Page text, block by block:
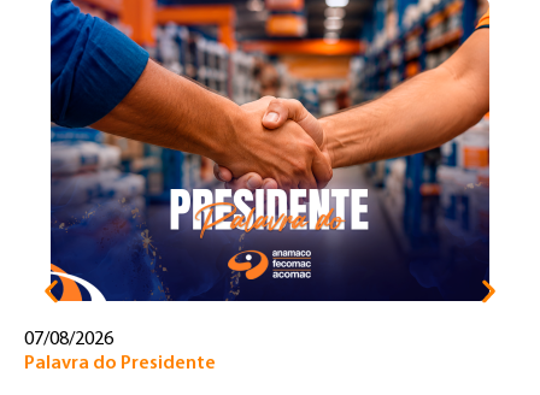
07/08/2026
Palavra do Presidente